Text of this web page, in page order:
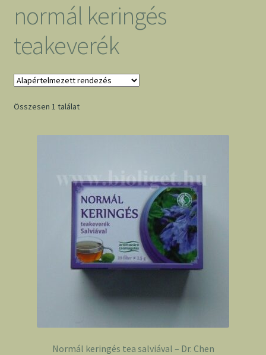
normál keringés
teakeverék
Összesen 1 találat
Normál keringés tea salviával – Dr. Chen